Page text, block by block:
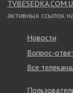
активных ссылок
Новости
Вопрос-
Все